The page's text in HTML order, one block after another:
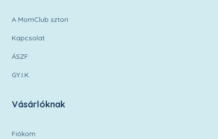
A MomClub sztori
Kapcsolat
ÁSZF
GY.I.K.
Vásárlóknak
Fiókom